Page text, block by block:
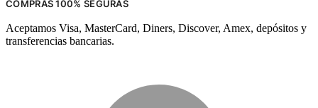
COMPRAS 100% SEGURAS
Aceptamos Visa, MasterCard, Diners, Discover, Amex, depósitos y
transferencias bancarias.